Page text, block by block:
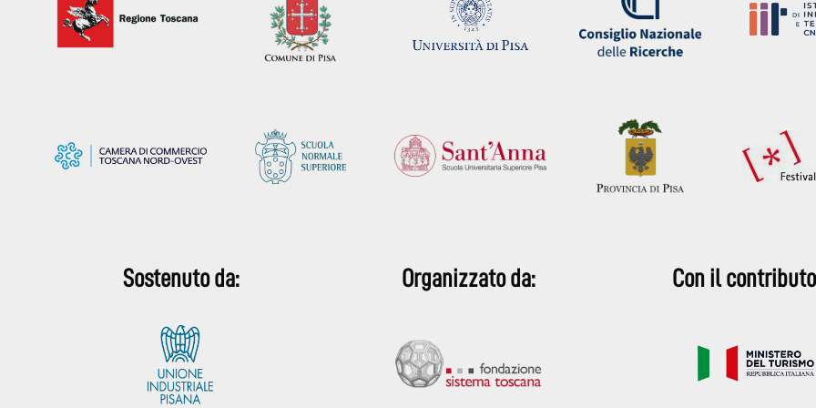
Sostenuto da: Organizzato da: Con il